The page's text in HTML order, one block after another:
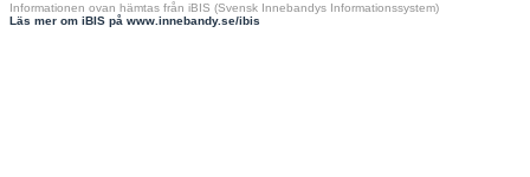
Informationen ovan hämtas från iBIS (Svensk Innebandys Informationssystem)
Läs mer om iBIS på www.innebandy.se/ibis